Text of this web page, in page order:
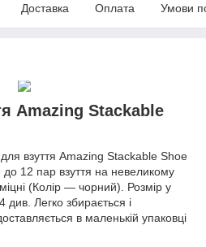
Доставка Оплата Умови
Amazing Stackable
для взуття Amazing Stackable Shoe
12 пар взуття на невеликому
(Колір — чорний). Розмір у
див. Легко збирається і
в маленькій упаковці